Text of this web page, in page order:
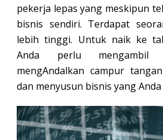
pekerja lepas yang meskipun
bisnis sendiri. Terdapat
lebih tinggi. Untuk naik ke
Anda perlu mengambil
mengAndalkan campur
dan menyusun bisnis yang